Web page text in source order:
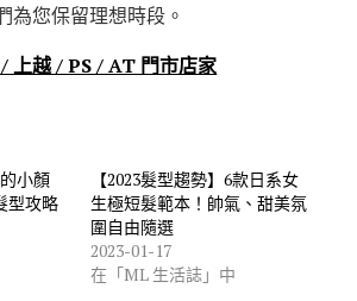
為您保留理想時段。
上越 / PS / AT 門市店家
小顏
型攻略
【2023髮型趨勢】6款日系女
生極短髮範本！帥氣、甜美氛
圍自由隨選
2023-01-17
在「ML 生活誌」中